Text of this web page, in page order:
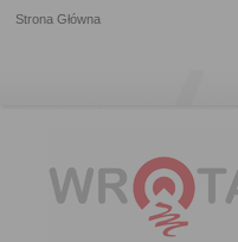
Strona Główna